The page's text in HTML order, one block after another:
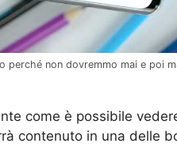
perché non dovremmo mai e poi
come è possibile
contenuto in una delle